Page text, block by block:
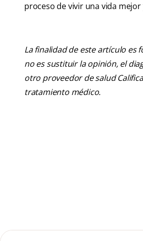
proceso de vivir una vida mejor
La finalidad de este artículo es
no es sustituir la opinión, el
otro proveedor de salud
tratamiento médico.